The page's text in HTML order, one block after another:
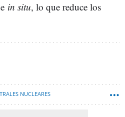
in situ, lo que reduce los
NUCLEARES